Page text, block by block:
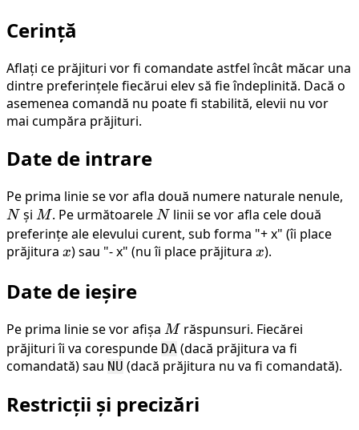
Cerință
Aflați ce prăjituri vor fi comandate astfel încât măcar una
dintre preferințele fiecărui elev să fie îndeplinită. Dacă o
asemenea comandă nu poate fi stabilită, elevii nu vor
mai cumpăra prăjituri.
Date de intrare
Pe prima linie se vor afla două numere naturale nenule,
N șiM
M. Pe următoareleN
N linii se vor afla cele două
preferințe ale elevului curent, sub forma "+ x" (îi place
prăjitura x
x) sau "- x" (nu îi place prăjitura x
x).
Date de ieșire
Pe prima linie se vor afișa M
M răspunsuri. Fiecărei
prăjituri îi va corespunde DA (dacă prăjitura va fi
comandată) sau NU (dacă prăjitura nu va fi comandată).
Restricții și precizări